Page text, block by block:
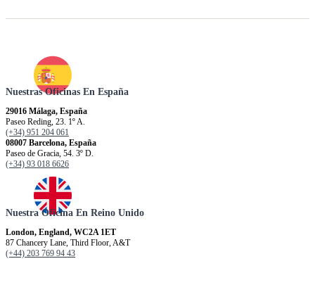
Nuestras Oficinas En España
29016 Málaga, España
Paseo Reding, 23. 1º A.
(+34) 951 204 061
08007 Barcelona, España
Paseo de Gracia, 54. 3º D.
(+34) 93 018 6626
Nuestra Oficina En Reino Unido
London, England, WC2A 1ET
87 Chancery Lane, Third Floor, A&T
(+44) 203 769 94 43